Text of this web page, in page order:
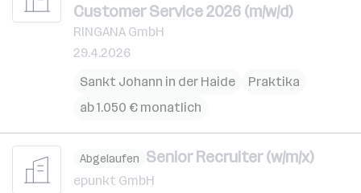
Customer Service 2026 (m/w/d)
RINGANA GmbH
29.4.2026
Sankt Johann in der Haide
Praktika
ab 1.050 € monatlich
Abgelaufen Senior Recruiter (w/m/x)
epunkt GmbH